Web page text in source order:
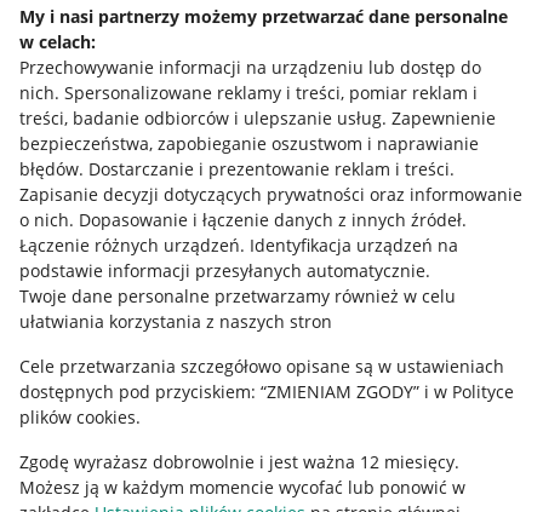
My i nasi partnerzy możemy przetwarzać dane personalne
w celach:
Przechowywanie informacji na urządzeniu lub dostęp do
nich. Spersonalizowane reklamy i treści, pomiar reklam i
treści, badanie odbiorców i ulepszanie usług. Zapewnienie
bezpieczeństwa, zapobieganie oszustwom i naprawianie
błędów. Dostarczanie i prezentowanie reklam i treści.
Zapisanie decyzji dotyczących prywatności oraz informowanie
o nich. Dopasowanie i łączenie danych z innych źródeł.
Łączenie różnych urządzeń. Identyfikacja urządzeń na
podstawie informacji przesyłanych automatycznie.
Twoje dane personalne przetwarzamy również w celu
ułatwiania korzystania z naszych stron
Cele przetwarzania szczegółowo opisane są w ustawieniach
dostępnych pod przyciskiem: “ZMIENIAM ZGODY” i w Polityce
plików cookies.
Zgodę wyrażasz dobrowolnie i jest ważna 12 miesięcy.
Możesz ją w każdym momencie wycofać lub ponowić w
Allegro Gadane dla sprzedających
Allegro Gadane dla kupujących
Mapa miejscowości
Informacje prawne
Regulamin
Polityka plików "cookies"
Ustawienia plików "cookies"
Udostępnianie lokalizacji
Informacje dla Aktu o Usługach Cyfrowych
Pobierz aplikację